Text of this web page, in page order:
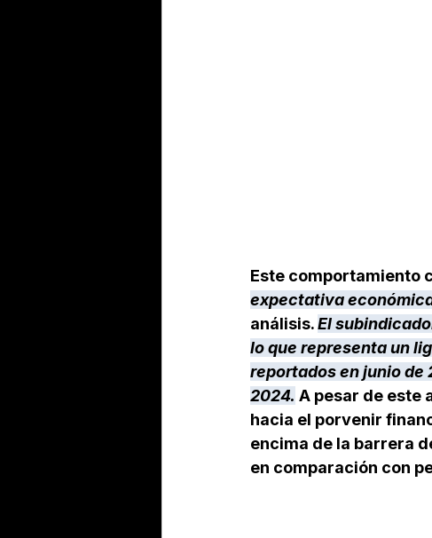
Este comportamiento
expectativa
análisis. El
lo que representa un
reportados en junio de
2024. A pesar de este
hacia el porvenir
encima de la barrera
en comparación con